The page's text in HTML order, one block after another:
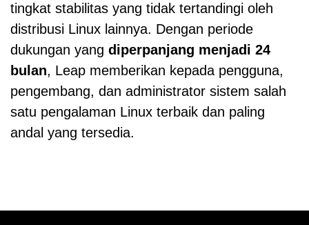
tingkat stabilitas yang tidak tertandingi oleh
distribusi Linux lainnya. Dengan periode
dukungan yang diperpanjang menjadi 24
bulan, Leap memberikan kepada pengguna,
pengembang, dan administrator sistem salah
satu pengalaman Linux terbaik dan paling
andal yang tersedia.